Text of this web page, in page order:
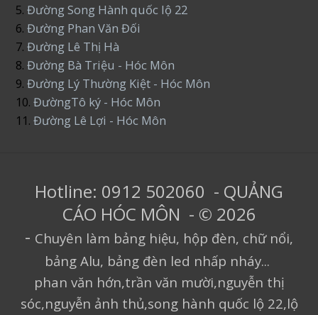
5.Đường Song Hành quốc lộ 22
6.Đường Phan Văn Đối
7. Đường Lê Thị Hà
8.Đường Bà Triệu - Hóc Môn
9.Đường Lý Thường Kiệt - Hóc Môn
10.ĐườngTô ký - Hóc Môn
11.Đường Lê Lợi - Hóc Môn
Hotline: 0912 502060 - QUẢNG
CÁO HÓC MÔN - © 2026
- Chuyên làm bảng hiệu, hộp đèn, chữ nổi,
bảng Alu, bảng đèn led nhấp nháy...
phan văn hớn,trần văn mười,nguyễn thị
sóc,nguyễn ảnh thủ,song hành quốc lộ 22,lộ